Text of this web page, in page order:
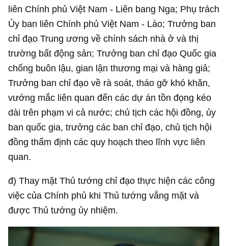
liên Chính phủ Việt Nam - Liên bang Nga; Phụ trách
Ủy ban liên Chính phủ Việt Nam - Lào; Trưởng ban
chỉ đạo Trung ương về chính sách nhà ở và thị
trường bất động sản; Trưởng ban chỉ đạo Quốc gia
chống buôn lậu, gian lận thương mại và hàng giả;
Trưởng ban chỉ đạo về rà soát, tháo gỡ khó khăn,
vướng mắc liên quan đến các dự án tồn đọng kéo
dài trên phạm vi cả nước; chủ tịch các hội đồng, ủy
ban quốc gia, trưởng các ban chỉ đạo, chủ tịch hội
đồng thẩm định các quy hoạch theo lĩnh vực liên
quan.
đ) Thay mặt Thủ tướng chỉ đạo thực hiện các công
việc của Chính phủ khi Thủ tướng vắng mặt và
được Thủ tướng ủy nhiệm.